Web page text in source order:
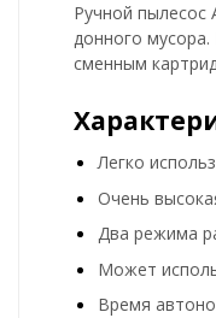
Ручной пылесос
донного
сменным
Легко
Очень
Два режима
Может
Время